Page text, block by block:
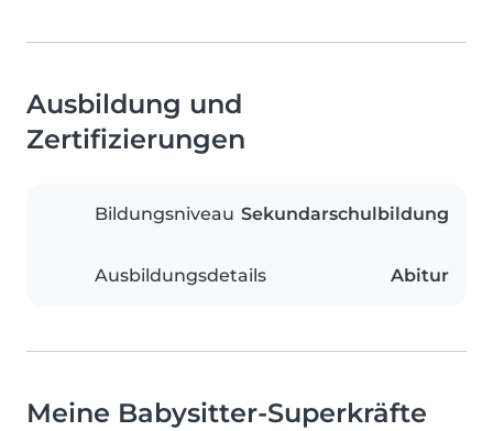
Ausbildung und
Zertifizierungen
Bildungsniveau Sekundarschulbildung
Ausbildungsdetails Abitur
Meine Babysitter-Superkräfte